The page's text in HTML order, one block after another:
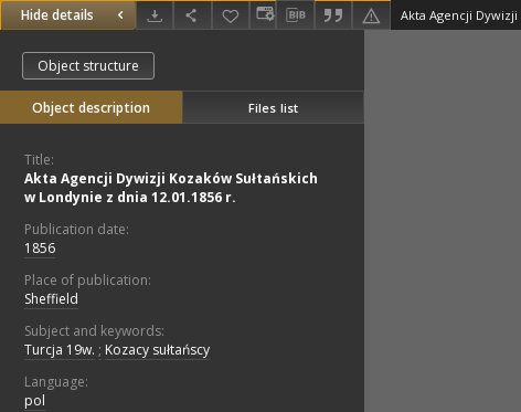
Hide details
Object structure
Object description Files list
Title:
Akta Agencji Dywizji Kozaków Sułtańskich
w Londynie z dnia 12.01.1856 r.
Publication date:
1856
Place of publication:
Sheffield
Subject and keywords:
Turcja 19w. ; Kozacy sułtańscy
Language:
pol